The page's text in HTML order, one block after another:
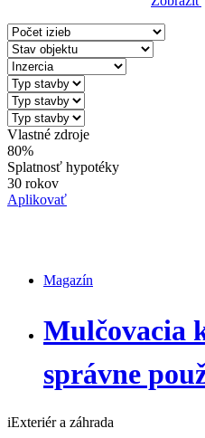
Vlastné zdroje
80%
Splatnosť hypotéky
30 rokov
Aplikovať
Magazín
Mulčovacia
správne
iExteriér a záhrada